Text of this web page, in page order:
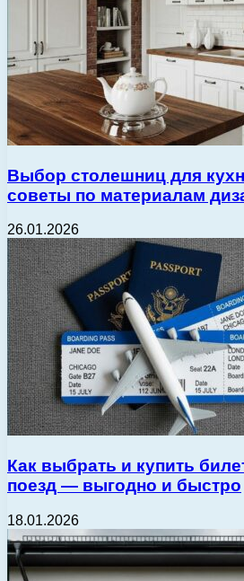
Выбор столешниц для
советы по материалам
26.01.2026
Как выбрать и купить
поезд — выгодно и быстро
18.01.2026